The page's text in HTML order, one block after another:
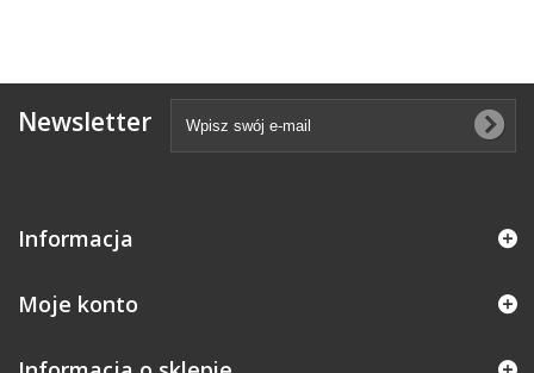
Newsletter
Informacja
Moje konto